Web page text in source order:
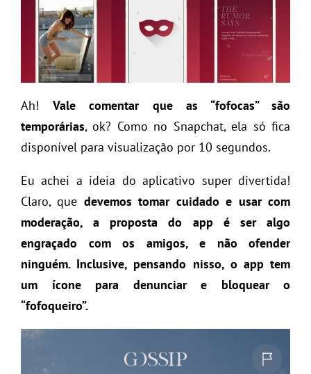
Ah! Vale comentar que as “fofocas” são
temporárias, ok? Como no Snapchat, ela só fica
disponível para visualização por 10 segundos.
Eu achei a ideia do aplicativo super divertida!
Claro, que devemos tomar cuidado e usar com
moderação, a proposta do app é ser algo
engraçado com os amigos, e não ofender
ninguém. Inclusive, pensando nisso, o app tem
um ícone para denunciar e bloquear o
“fofoqueiro”.